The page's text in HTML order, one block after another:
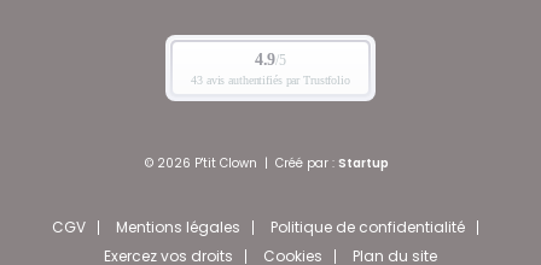
© 2026 P'tit Clown | Créé par : Startup
CGV Mentions légales
Politique de confidentialité
Exercez vos droits
Cookies Plan du site